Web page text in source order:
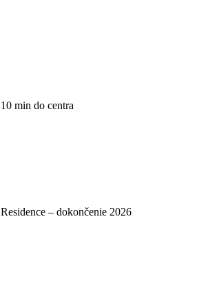
10 min do centra
Residence – dokončenie 2026